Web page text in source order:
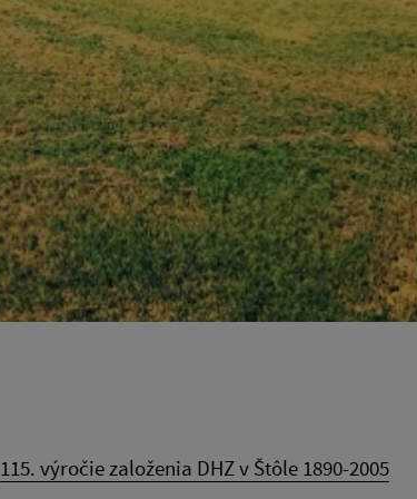
115. výročie založenia DHZ v Štôle 1890-2005